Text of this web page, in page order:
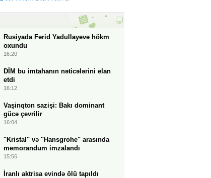
Rusiyada Fərid Yadullayevə hökm
oxundu
16:20
DİM bu imtahanın nəticələrini elan
etdi
16:12
Vaşinqton sazişi: Bakı dominant
gücə çevrilir
16:04
"Kristal" və "Hansgrohe" arasında
memorandum imzalandı
15:56
İranlı aktrisa evində ölü tapıldı